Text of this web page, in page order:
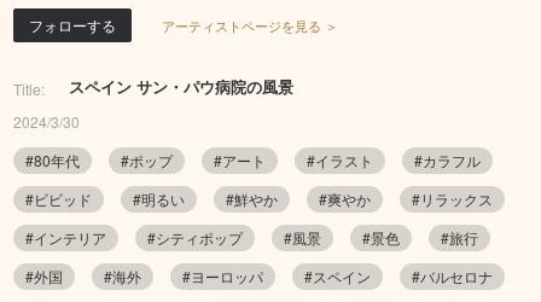
フォローする アーティストページを見る ＞
Title: スペイン サン・パウ病院の風景
2024/3/30
#80年代
#ポップ #アート #イラスト
#カラフル
#ビビッド
#明るい #鮮やか #爽やか
#リラックス
#インテリア
#シティポップ #風景 #景色
#旅行
#外国
#海外 #ヨーロッパ #スペイン
#バルセロナ